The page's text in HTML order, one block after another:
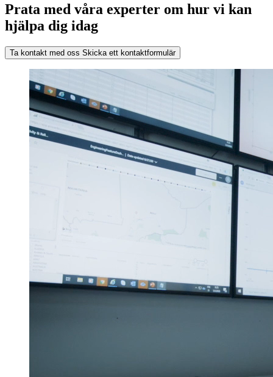
Prata med våra experter om hur vi kan
hjälpa dig idag
Ta kontakt med oss Skicka ett kontaktformulär